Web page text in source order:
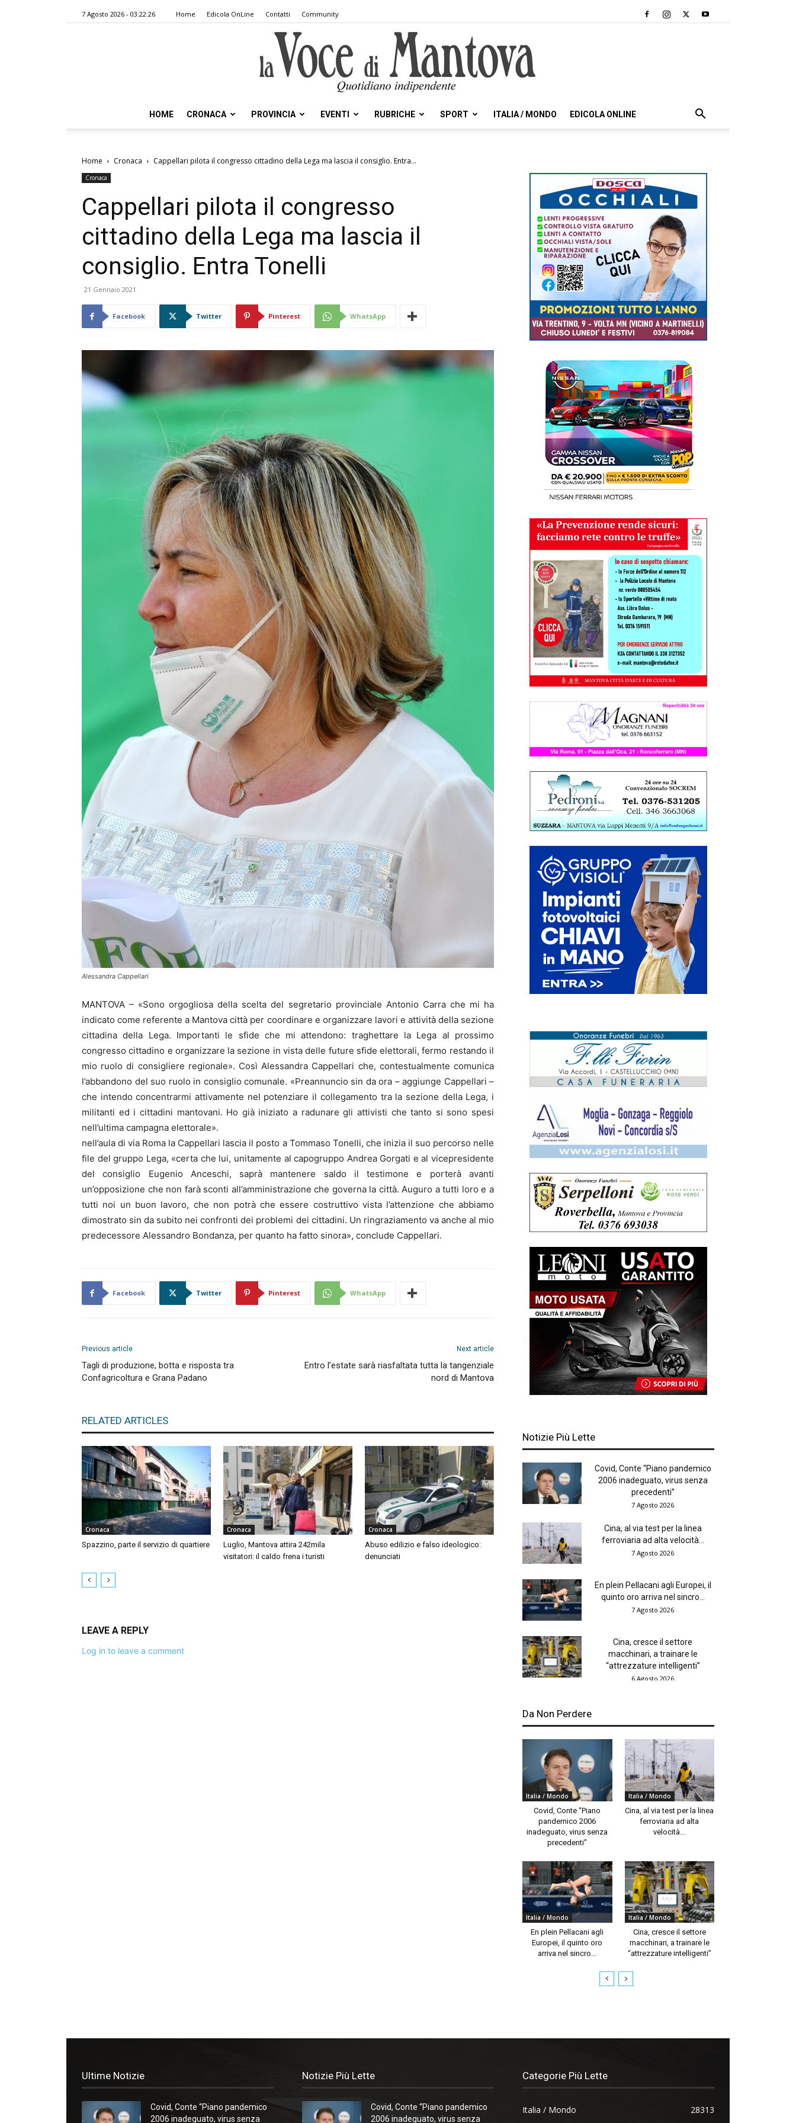
7 Agosto 2026 - 03:22:26 Home Edicola OnLine Contatti Community
Mantova
HOME CRONACA PROVINCIA EVENTI RUBRICHE SPORT ITALIA / MONDO EDICOLA ONLINE
Home Cronaca Cappellari pilota il congresso cittadino della Lega ma lascia il consiglio. Entra...
Cronaca
Cappellari pilota il congresso
cittadino della Lega ma lascia il
consiglio. Entra Tonelli
21 Gennaio 2021
Facebook Twitter Pinterest WhatsApp
Alessandra Cappellari
MANTOVA – «Sono orgogliosa della scelta del segretario provinciale Antonio Carra che mi ha
indicato come referente a Mantova città per coordinare e organizzare lavori e attività della sezione
cittadina della Lega. Importanti le sfide che mi attendono: traghettare la Lega al prossimo
congresso cittadino e organizzare la sezione in vista delle future sfide elettorali, fermo restando il
mio ruolo di consigliere regionale». Così Alessandra Cappellari che, contestualmente comunica
l’abbandono del suo ruolo in consiglio comunale. «Preannuncio sin da ora – aggiunge Cappellari –
che intendo concentrarmi attivamente nel potenziare il collegamento tra la sezione della Lega, i
militanti ed i cittadini mantovani. Ho già iniziato a radunare gli attivisti che tanto si sono spesi
nell’ultima campagna elettorale».
nell’aula di via Roma la Cappellari lascia il posto a Tommaso Tonelli, che inizia il suo percorso nelle
file del gruppo Lega, «certa che lui, unitamente al capogruppo Andrea Gorgati e al vicepresidente
del consiglio Eugenio Anceschi, saprà mantenere saldo il testimone e porterà avanti
un’opposizione che non farà sconti all’amministrazione che governa la città. Auguro a tutti loro e a
tutti noi un buon lavoro, che non potrà che essere costruttivo vista l’attenzione che abbiamo
dimostrato sin da subito nei confronti dei problemi dei cittadini. Un ringraziamento va anche al mio
predecessore Alessandro Bondanza, per quanto ha fatto sinora», conclude Cappellari.
Facebook Twitter Pinterest WhatsApp
Previous article
Tagli di produzione, botta e risposta tra
Confagricoltura e Grana Padano
Next article
Entro l’estate sarà riasfaltata tutta la tangenziale
nord di Mantova
RELATED ARTICLES
Cronaca
Spazzino, parte il servizio di quartiere
Cronaca
Luglio, Mantova attira 242mila
visitatori: il caldo frena i turisti
Cronaca
Abuso edilizio e falso ideologico:
denunciati
LEAVE A REPLY
Log in to leave a comment
Notizie Più Lette
Covid, Conte “Piano pandemico
2006 inadeguato, virus senza
precedenti”
7 Agosto 2026
Cina, al via test per la linea
ferroviaria ad alta velocità...
7 Agosto 2026
En plein Pellacani agli Europei, il
quinto oro arriva nel sincro...
7 Agosto 2026
Cina, cresce il settore
macchinari, a trainare le
“attrezzature intelligenti”
6 Agosto 2026
Da Non Perdere
Italia / Mondo
Covid, Conte “Piano
pandemico 2006
inadeguato, virus senza
precedenti”
Italia / Mondo
Cina, al via test per la linea
ferroviaria ad alta
velocità...
Italia / Mondo
En plein Pellacani agli
Europei, il quinto oro
arriva nel sincro...
Italia / Mondo
Cina, cresce il settore
macchinari, a trainare le
“attrezzature intelligenti”
Ultime Notizie
Covid, Conte “Piano pandemico
2006 inadeguato, virus senza
Notizie Più Lette
Covid, Conte “Piano pandemico
2006 inadeguato, virus senza
Categorie Più Lette
Italia / Mondo
28313